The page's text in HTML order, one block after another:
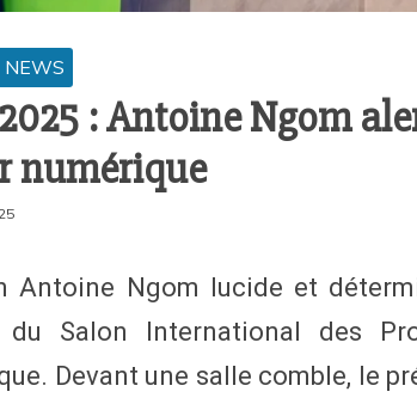
NEWS
: Antoine Ngom
numérique
Antoine Ngom lucide et
Salon International des
Devant une salle comble, le